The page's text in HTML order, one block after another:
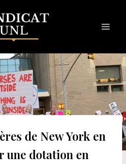
de New York en
une dotation en